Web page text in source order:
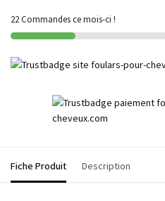
22 Commandes ce mois-ci !
Fiche Produit Description